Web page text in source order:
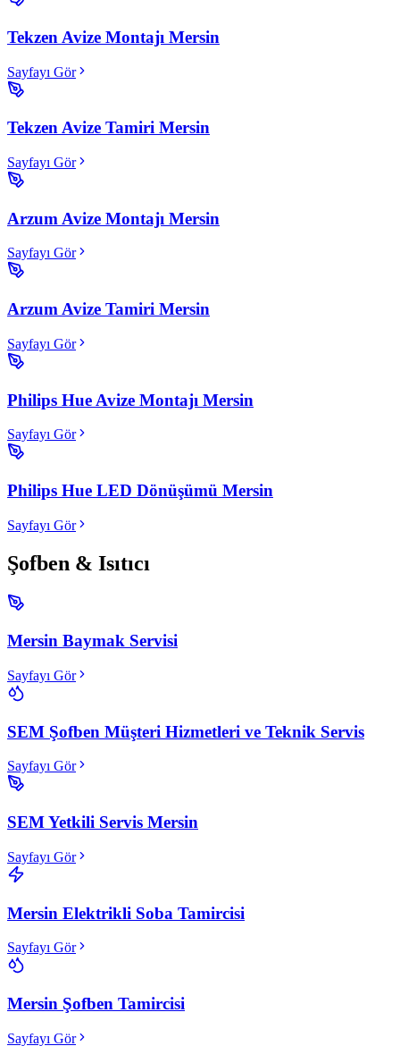
Tekzen Avize Montajı Mersin
Sayfayı Gör
Tekzen Avize Tamiri Mersin
Sayfayı Gör
Arzum Avize Montajı Mersin
Sayfayı Gör
Arzum Avize Tamiri Mersin
Sayfayı Gör
Philips Hue Avize Montajı Mersin
Sayfayı Gör
Philips Hue LED Dönüşümü Mersin
Sayfayı Gör
Şofben & Isıtıcı
Mersin Baymak Servisi
Sayfayı Gör
SEM Şofben Müşteri Hizmetleri ve Teknik Servis
Sayfayı Gör
SEM Yetkili Servis Mersin
Sayfayı Gör
Mersin Elektrikli Soba Tamircisi
Sayfayı Gör
Mersin Şofben Tamircisi
Sayfayı Gör